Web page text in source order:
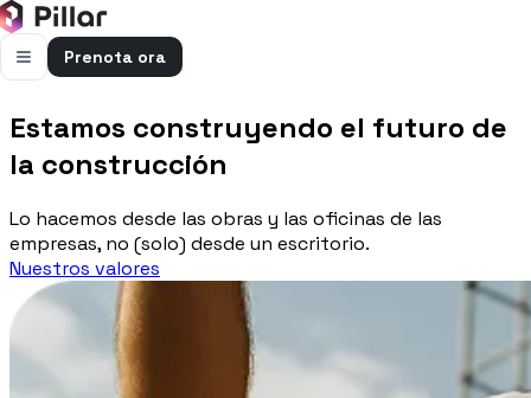
Prenota ora
Pillar AI
Impresa e cantieri in un’unica chat
Flussi di cassa
Cassa, uscite e previsioni in una vista
Gestione bolle e rapportini
Bolle e rapportini dal cantiere
Fatturazione
Fatture attive e passive con scadenze
Estamos construyendo el futuro de
la construcción
Lo hacemos desde las obras y las oficinas de las
empresas, no (solo) desde un escritorio.
Nuestros valores